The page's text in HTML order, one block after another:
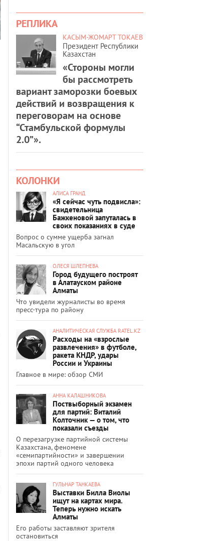
РЕПЛИКА
КАСЫМ-ЖОМАРТ ТОКАЕВ
Президент Республики
Казахстан
«Стороны могли
бы рассмотреть
вариант заморозки боевых
действий и возвращения к
переговорам на основе
“Стамбульской формулы
2.0”».
КОЛОНКИ
АЛИСА ГРАНД
«Я сейчас чуть подвисла»:
свидетельница
Бажкеновой запуталась в
своих показаниях в суде
Вопрос о сумме ущерба загнал
Масальскую в угол
ОЛЕСЯ ШЛЕПНЕВА
Город будущего построят
в Алатауском районе
Алматы
Что увидели журналисты во время
пресс-тура по району
АНАЛИТИЧЕСКАЯ СЛУЖБА RATEL.KZ
Расходы на «взрослые
развлечения» в футболе,
ракета КНДР, удары
России и Украины
Главное в мире: обзор СМИ
АННА КАЛАШНИКОВА
Поствыборный экзамен
для партий: Виталий
Колточник — о том, что
показали съезды
О перезагрузке партийной системы
Казахстана, феномене
«семипартийности» и завершении
эпохи партий одного человека
ГУЛЬНАР ТАНКАЕВА
Выставки Билла Виолы
ищут на картах мира.
Теперь нужно искать
Алматы
Его работы заставляют зрителя
остановиться